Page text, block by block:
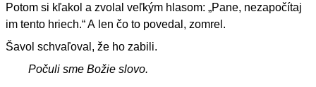
Potom si kľakol a zvolal veľkým hlasom: „Pane, nezapočítaj
im tento hriech.“ A len čo to povedal, zomrel.
Šavol schvaľoval, že ho zabili.
Počuli sme Božie slovo.